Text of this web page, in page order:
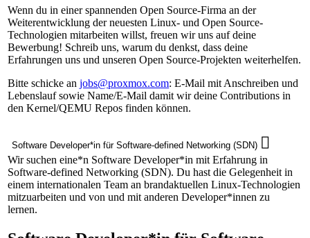
Wenn du in einer spannenden Open Source-Firma an der
Weiterentwicklung der neuesten Linux- und Open Source-
Technologien mitarbeiten willst, freuen wir uns auf deine
Bewerbung! Schreib uns, warum du denkst, dass deine
Erfahrungen uns und unseren Open Source-Projekten weiterhelfen.
Bitte schicke anjobs@proxmox.com: E-Mail mit Anschreiben und
Lebenslauf sowie Name/E-Mail damit wir deine Contributions in
den Kernel/QEMU Repos finden können.
Software Developer*in für Software-defined Networking (SDN)
Wir suchen eine*n Software Developer*in mit Erfahrung in
Software-defined Networking (SDN). Du hast die Gelegenheit in
einem internationalen Team an brandaktuellen Linux-Technologien
mitzuarbeiten und von und mit anderen Developer*innen zu
lernen.